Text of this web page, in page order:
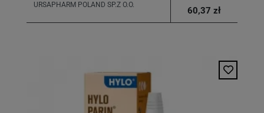
URSAPHARM POLAND SP.Z O.O.
60,37 zł